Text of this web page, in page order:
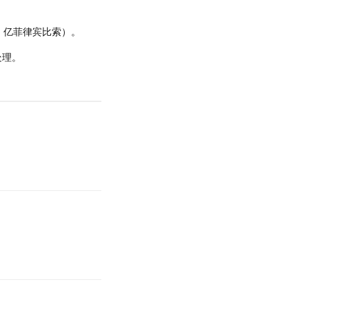
菲律宾比索）。
。